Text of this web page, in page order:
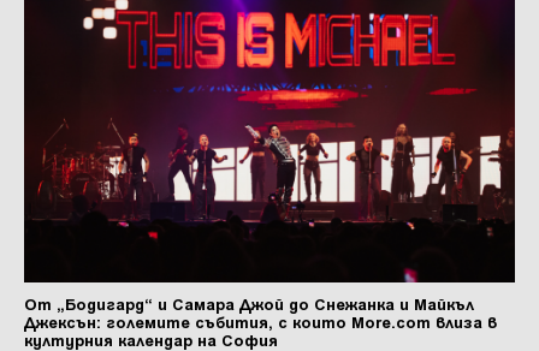
От „Бодигард“ и Самара Джой до Снежанка и Майкъл
Джексън: големите събития, с които More.com влиза в
културния календар на София